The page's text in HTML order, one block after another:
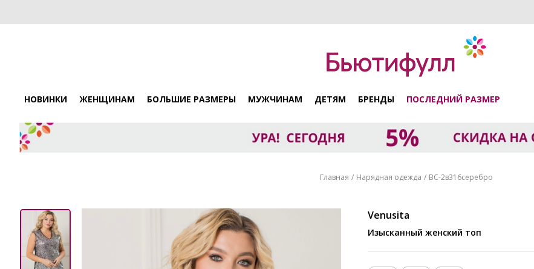
НОВИНКИ ЖЕНЩИНАМ БОЛЬШИЕ РАЗМЕРЫ МУЖЧИНАМ ДЕТЯМ БРЕНДЫ ПОСЛЕДНИЙ РАЗМЕР
Главная Нарядная одежда ВС-2в316серебро
Venusita
Изысканный женский топ